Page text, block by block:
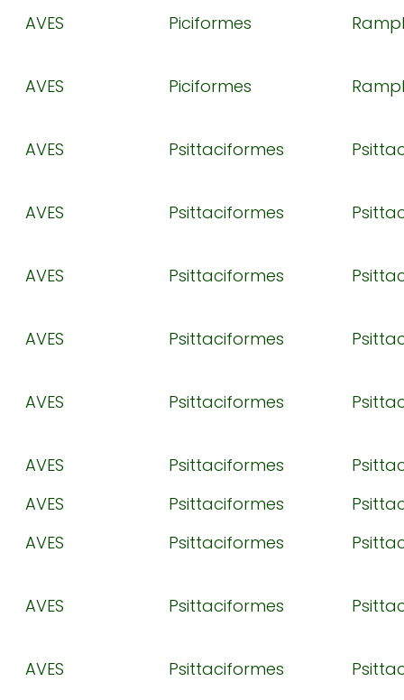
AVES Piciformes
AVES Piciformes
AVES Psittaciformes
AVES Psittaciformes
AVES Psittaciformes
AVES Psittaciformes
AVES Psittaciformes
AVES Psittaciformes
AVES
Psittaciformes
AVES
Psittaciformes
AVES Psittaciformes
AVES Psittaciformes